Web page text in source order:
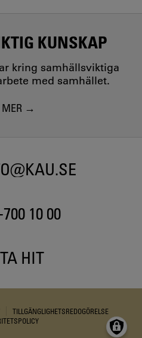
KUNSKAP
kring samhällsviktiga
med samhället.
10 00
HIT
TILLGÄNGLIGHETSREDOGÖRELSE